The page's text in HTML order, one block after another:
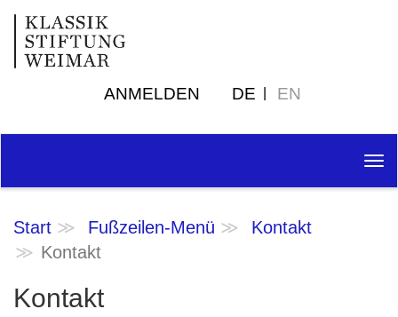
ANMELDEN DE EN
Start Fußzeilen-Menü
Kontakt
Kontakt
Kontakt